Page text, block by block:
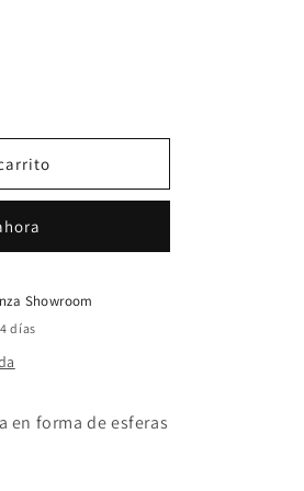
Showroom
días
en forma de esferas